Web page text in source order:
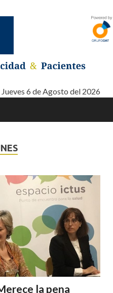
–
–
Jueves 6 de Agosto del 2026
la pena